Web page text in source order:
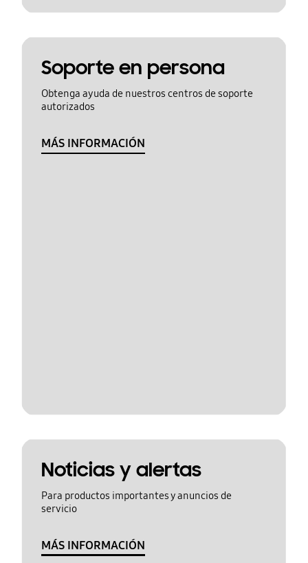
Soporte en persona
Obtenga ayuda de nuestros centros de soporte
autorizados
MÁS INFORMACIÓN
Noticias y alertas
Para productos importantes y anuncios de
servicio
MÁS INFORMACIÓN